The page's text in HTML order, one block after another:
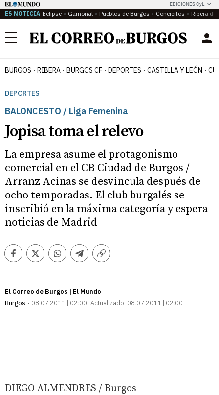
EDICIONES CyL
ES NOTICIA Eclipse Gamonal Pueblos de Burgos Conciertos Ribera del
Menú
BURGOS RIBERA BURGOS CF DEPORTES CASTILLA Y LEÓN
DEPORTES
BALONCESTO / Liga Femenina
Jopisa toma el relevo
La empresa asume el protagonismo
comercial en el CB Ciudad de Burgos /
Arranz Acinas se desvincula después de
ocho temporadas. El club burgalés se
inscribió en la máxima categoría y espera
noticias de Madrid
FacebookTwitterWhatsappTelegramCopiar
El Correo de Burgos | El Mundo
Burgos
08.07.2011 | 02:00 Actualizado: 08.07.2011 | 02:00
DIEGO ALMENDRES / Burgos